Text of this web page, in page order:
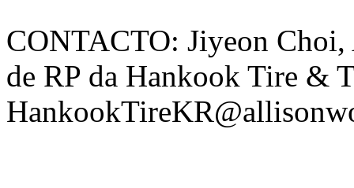
CONTACTO: Jiyeon
de RP da Hankook Tire &